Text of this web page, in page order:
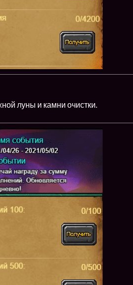
луны и камни очистки.